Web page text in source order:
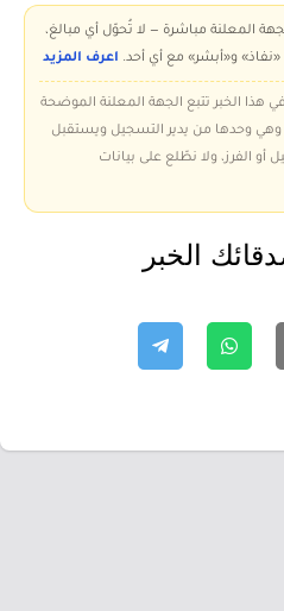
المعلنة مباشرة — لا تُحوّل أي مبالغ،
«نفاذ» و«أبشر» مع أي أحد. اعرف المزيد
في هذا الخبر تتبع الجهة المعلنة الموضحة
وهي وحدها من يدير التسجيل ويستقبل
الفرز، ولا نطّلع على بيانات
الخبر